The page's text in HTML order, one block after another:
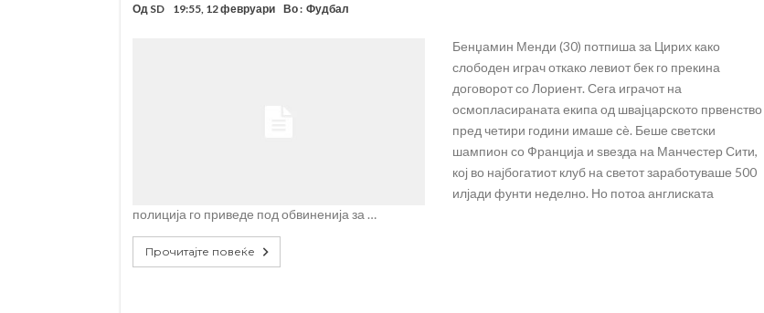
Од SD 19:55, 12 февруари Во : Фудбал
Бенџамин Менди (30) потпиша за Цирих како
слободен играч откако левиот бек го прекина
договорот со Лориент. Сега играчот на
осмопласираната екипа од швајцарското првенство
пред четири години имаше сѐ. Беше светски
шампион со Франција и ѕвезда на Манчестер Сити,
кој во најбогатиот клуб на светот заработуваше 500
илјади фунти неделно. Но потоа англиската
полиција го приведе под обвиненија за …
Прочитајте повеќе